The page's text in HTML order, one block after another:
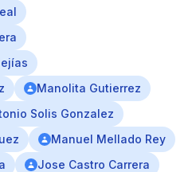
Manolita Gutierrez
Solis Gonzalez
Manuel Mellado Rey
Jose Castro Carrera